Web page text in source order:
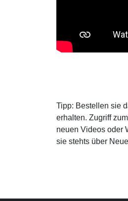
Tipp: Bestellen sie
erhalten. Zugriff zum
neuen Videos oder
sie stehts über